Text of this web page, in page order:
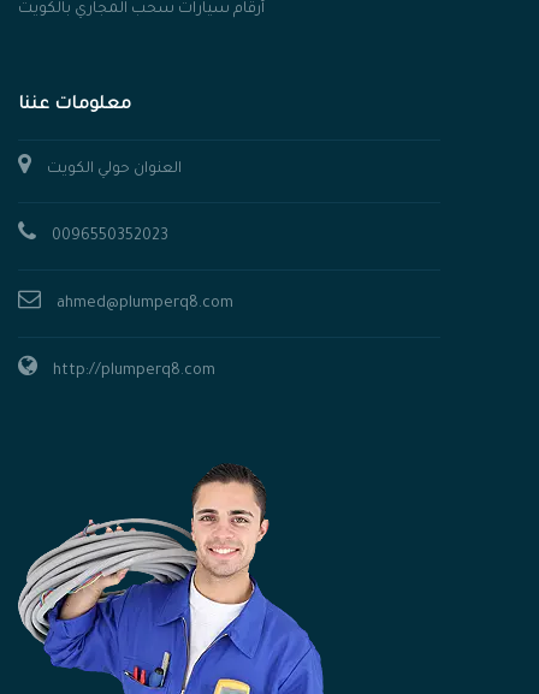
أرقام سيارات سحب المجاري بالكويت
معلومات عننا
العنوان حولي الكويت
0096550352023
ahmed@plumperq8.com
http://plumperq8.com